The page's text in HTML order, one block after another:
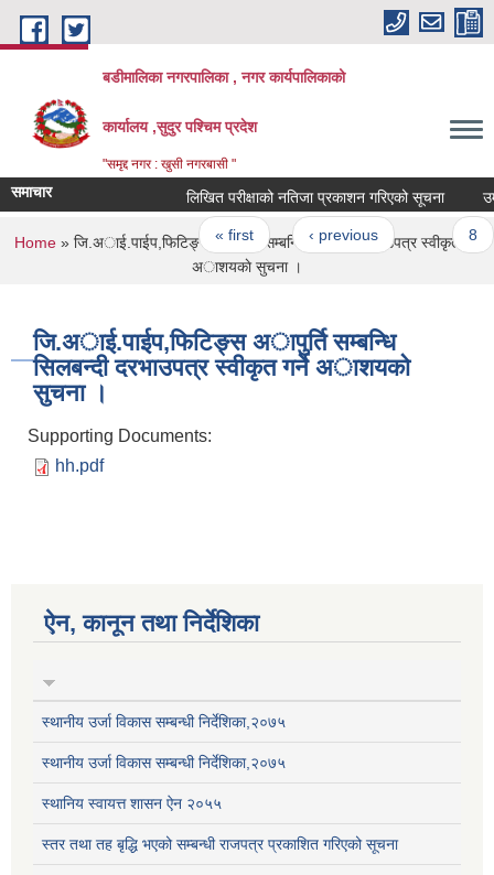
Skip to main content
बडीमालिका नगरपालिका , नगर कार्यपालिकाको
कार्यालय ,सुदुर पश्चिम प्रदेश
"समृद्द नगर : खुसी नगरबासी "
समाचार लिखित परीक्षाको नतिजा प्रकाशन गरिएको सूचना
Pages
« first ‹ previous … 8
You are here
Home» जि.अाई.पाईप,फिटिङ्स अापुर्ति सम्बन्धि सिलबन्दी दरभाउपत्र स्वीकृत गर्ने
अाशयकाे सुचना ।
जि.अाई.पाईप,फिटिङ्स अापुर्ति सम्बन्धि
सिलबन्दी दरभाउपत्र स्वीकृत गर्ने अाशयकाे
सुचना ।
Supporting Documents:
hh.pdf
ऐन, कानून तथा निर्देशिका
स्थानीय उर्जा विकास सम्बन्धी निर्देशिका,२०७५
स्थानीय उर्जा विकास सम्बन्धी निर्देशिका,२०७५
स्थानिय स्वायत्त शासन ऐन २०५५
स्तर तथा तह बृद्धि भएको सम्बन्धी राजपत्र प्रकाशित गरिएको सूचना